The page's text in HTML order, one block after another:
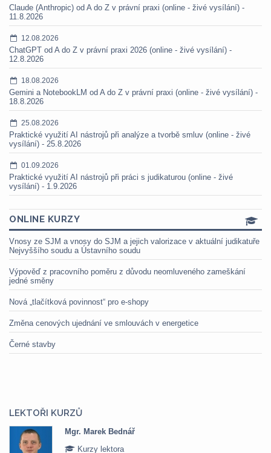
Claude (Anthropic) od A do Z v právní praxi (online - živé vysílání) -
11.8.2026
12.08.2026
ChatGPT od A do Z v právní praxi 2026 (online - živé vysílání) -
12.8.2026
18.08.2026
Gemini a NotebookLM od A do Z v právní praxi (online - živé vysílání) -
18.8.2026
25.08.2026
Praktické využití AI nástrojů při analýze a tvorbě smluv (online - živé
vysílání) - 25.8.2026
01.09.2026
Praktické využití AI nástrojů při práci s judikaturou (online - živé
vysílání) - 1.9.2026
ONLINE KURZY
Vnosy ze SJM a vnosy do SJM a jejich valorizace v aktuální judikatuře
Nejvyššího soudu a Ústavního soudu
Výpověď z pracovního poměru z důvodu neomluveného zameškání
jedné směny
Nová „tlačítková povinnost“ pro e-shopy
Změna cenových ujednání ve smlouvách v energetice
Černé stavby
LEKTOŘI KURZŮ
Mgr. Marek Bednář
Kurzy lektora